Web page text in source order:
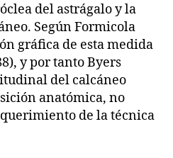
del astrágalo y la
Según Formicola
gráfica de esta medida
y por tanto Byers
del calcáneo
anatómica, no
de la técnica